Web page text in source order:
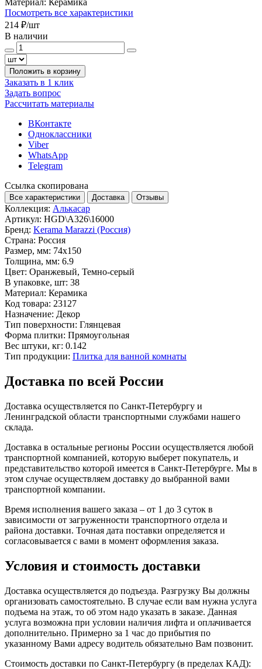
Посмотреть все характеристики
214 ₽/шт
В наличии
Положить в корзину
Заказать в 1 клик
Задать вопрос
Рассчитать материалы
ВКонтакте
Одноклассники
Viber
WhatsApp
Telegram
Ссылка скопирована
Все характеристики Доставка Отзывы
Коллекция: Алькасар
Артикул: HGD\A326\16000
Бренд: Kerama Marazzi (Россия)
Страна: Россия
Размер, мм: 74x150
Толщина, мм: 6.9
Цвет: Оранжевый, Темно-серый
В упаковке, шт: 38
Материал: Керамика
Код товара: 23127
Назначение: Декор
Тип поверхности: Глянцевая
Форма плитки: Прямоугольная
Вес штуки, кг: 0.142
Тип продукции: Плитка для ванной комнаты
Доставка по всей России
Доставка осуществляется по Санкт-Петербургу и
Ленинградской области транспортными службами нашего
склада.
Доставка в остальные регионы России осуществляется любой
транспортной компанией, которую выберет покупатель, и
представительство которой имеется в Санкт-Петербурге. Мы в
этом случае осуществляем доставку до выбранной вами
транспортной компании.
Время исполнения вашего заказа – от 1 до 3 суток в
зависимости от загруженности транспортного отдела и
района доставки. Точная дата поставки определяется и
согласовывается с вами в момент оформления заказа.
Условия и стоимость доставки
Доставка осуществляется до подъезда. Разгрузку Вы должны
организовать самостоятельно. В случае если вам нужна услуга
подъема на этаж, то об этом надо указать в заказе. Данная
услуга возможна при условии наличия лифта и оплачивается
дополнительно. Примерно за 1 час до прибытия по
указанному Вами адресу водитель обязательно Вам позвонит.
Стоимость доставки по Санкт-Петербургу (в пределах КАД):